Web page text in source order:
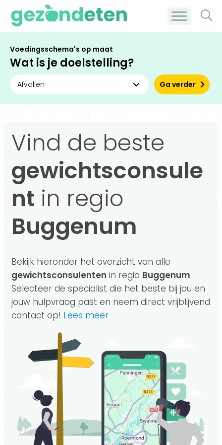
Voedingsschema's op maat
Wat is je doelstelling?
Ga verder
Vind de beste
gewichtsconsule
nt in regio
Buggenum
Bekijk hieronder het overzicht van alle
gewichtsconsulenten in regio Buggenum.
Selecteer de specialist die het beste bij jou en
jouw hulpvraag past en neem direct vrijblijvend
contact op! Lees meer